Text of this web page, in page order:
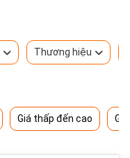
Thương hiệu
Giá thấp đến cao